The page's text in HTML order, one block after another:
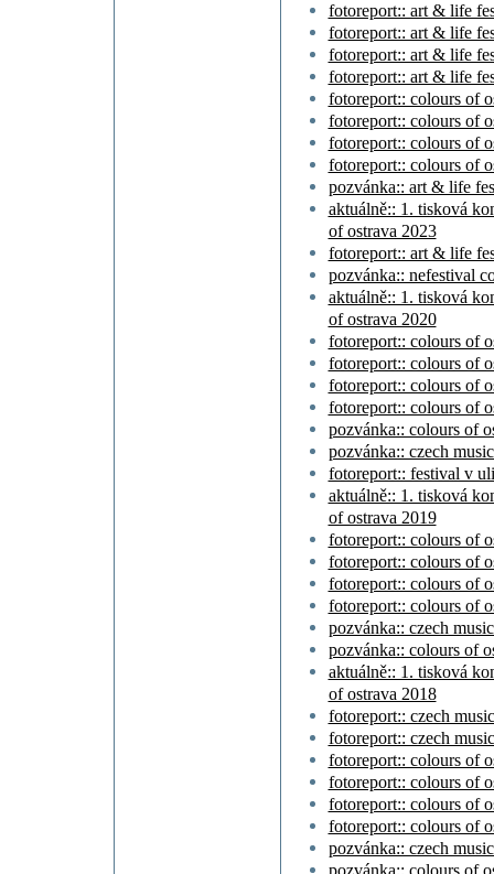
fotoreport:: art & life
fotoreport:: art & life
fotoreport:: art & life
fotoreport:: art & life
fotoreport:: colours of
fotoreport:: colours of
fotoreport:: colours of
fotoreport:: colours of
pozvánka:: art & life
aktuálně:: 1. tisková
of ostrava 2023
fotoreport:: art & life
pozvánka:: nefestival
aktuálně:: 1. tisková
of ostrava 2020
fotoreport:: colours of
fotoreport:: colours of
fotoreport:: colours of
fotoreport:: colours of
pozvánka:: colours of
pozvánka:: czech
fotoreport:: festival v
aktuálně:: 1. tisková
of ostrava 2019
fotoreport:: colours of
fotoreport:: colours of
fotoreport:: colours of
fotoreport:: colours of
pozvánka:: czech
pozvánka:: colours of
aktuálně:: 1. tisková
of ostrava 2018
fotoreport:: czech
fotoreport:: czech
fotoreport:: colours of
fotoreport:: colours of
fotoreport:: colours of
fotoreport:: colours of
pozvánka:: czech